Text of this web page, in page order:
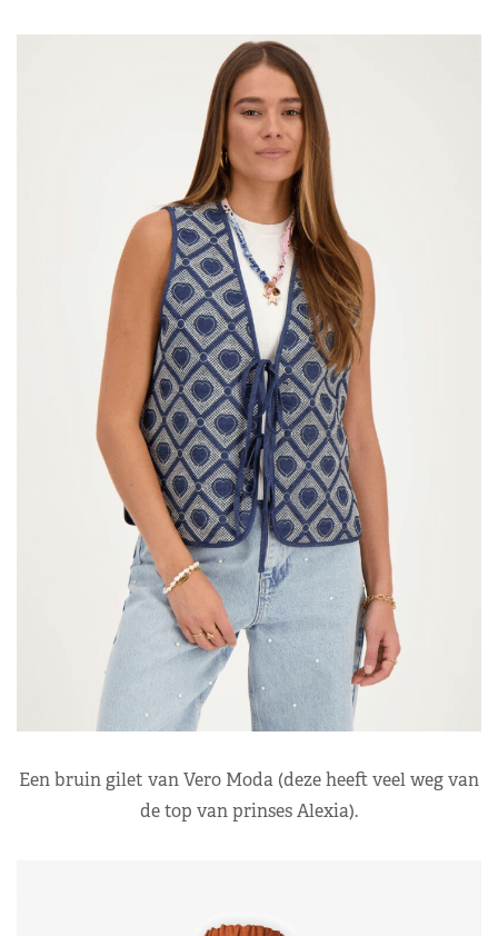
Een bruin gilet van Vero Moda (deze heeft veel weg van
de top van prinses Alexia).